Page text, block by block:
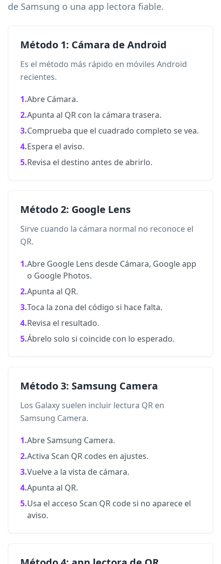
de Samsung o una app lectora fiable.
Método 1: Cámara de Android
Es el método más rápido en móviles Android
recientes.
1.Abre Cámara.
2.Apunta al QR con la cámara trasera.
3.Comprueba que el cuadrado completo se vea.
4.Espera el aviso.
5.Revisa el destino antes de abrirlo.
Método 2: Google Lens
Sirve cuando la cámara normal no reconoce el
QR.
1.Abre Google Lens desde Cámara, Google app
o Google Photos.
2.Apunta al QR.
3.Toca la zona del código si hace falta.
4.Revisa el resultado.
5.Ábrelo solo si coincide con lo esperado.
Método 3: Samsung Camera
Los Galaxy suelen incluir lectura QR en
Samsung Camera.
1.Abre Samsung Camera.
2.Activa Scan QR codes en ajustes.
3.Vuelve a la vista de cámara.
4.Apunta al QR.
5.Usa el acceso Scan QR code si no aparece el
aviso.